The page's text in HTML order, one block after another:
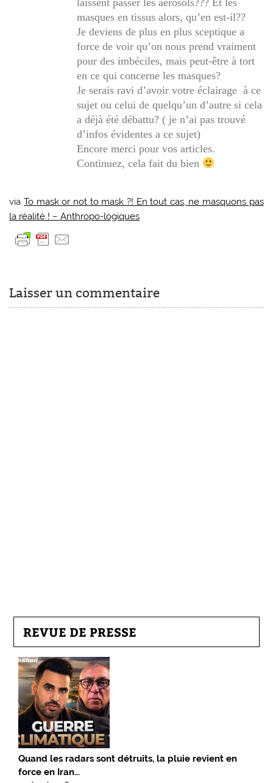
laissent passer les aérosols??? Et les
masques en tissus alors, qu’en est-il??
Je deviens de plus en plus sceptique a
force de voir qu’on nous prend vraiment
pour des imbéciles, mais peut-être à tort
en ce qui concerne les masques?
Je serais ravi d’avoir votre éclairage à ce
sujet ou celui de quelqu’un d’autre si cela
a déjà été débattu? ( je n’ai pas trouvé
d’infos évidentes a ce sujet)
Encore merci pour vos articles.
Continuez, cela fait du bien
via To mask or not to mask ?! En tout cas, ne masquons pas
la réalité ! – Anthropo-logiques
Laisser un commentaire
REVUE DE PRESSE
Quand les radars sont détruits, la pluie revient en
force en Iran…